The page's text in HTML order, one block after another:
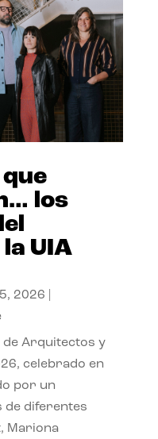
los
UIA
2026
de Arquitectos y
celebrado en
por un
de diferentes
Mariona